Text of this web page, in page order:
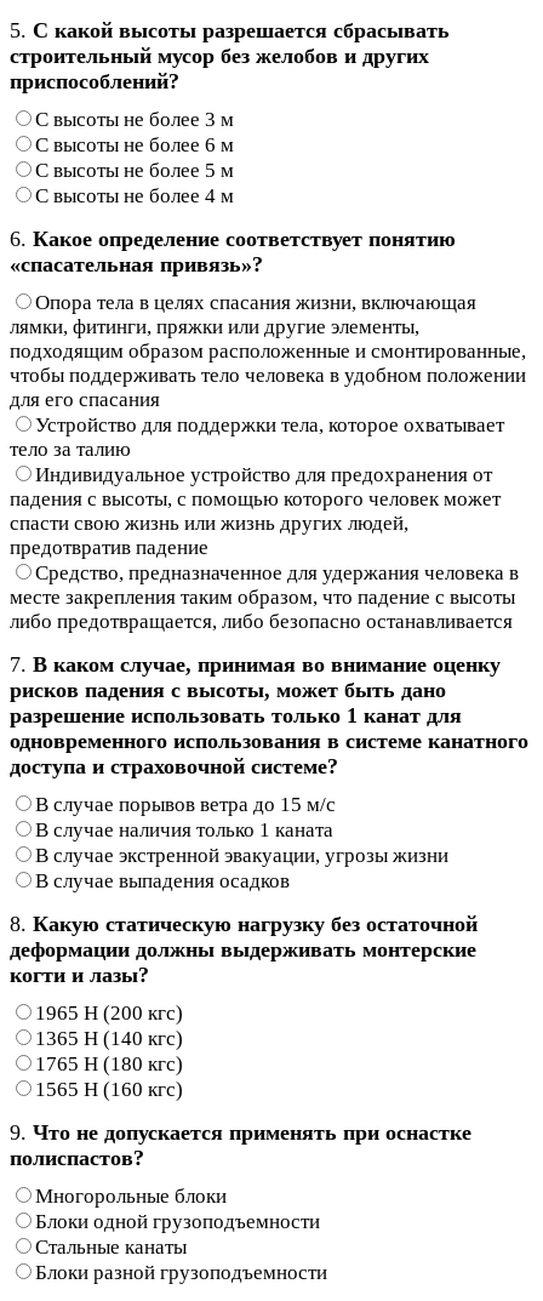
5. С какой высоты разрешается сбрасывать
строительный мусор без желобов и других
приспособлений?
С высоты не более 3 м
С высоты не более 6 м
С высоты не более 5 м
С высоты не более 4 м
6. Какое определение соответствует понятию
«спасательная привязь»?
Опора тела в целях спасания жизни, включающая
лямки, фитинги, пряжки или другие элементы,
подходящим образом расположенные и смонтированные,
чтобы поддерживать тело человека в удобном положении
для его спасания
Устройство для поддержки тела, которое охватывает
тело за талию
Индивидуальное устройство для предохранения от
падения с высоты, с помощью которого человек может
спасти свою жизнь или жизнь других людей,
предотвратив падение
Средство, предназначенное для удержания человека в
месте закрепления таким образом, что падение с высоты
либо предотвращается, либо безопасно останавливается
7. В каком случае, принимая во внимание оценку
рисков падения с высоты, может быть дано
разрешение использовать только 1 канат для
одновременного использования в системе канатного
доступа и страховочной системе?
В случае порывов ветра до 15 м/с
В случае наличия только 1 каната
В случае экстренной эвакуации, угрозы жизни
В случае выпадения осадков
8. Какую статическую нагрузку без остаточной
деформации должны выдерживать монтерские
когти и лазы?
1965 Н (200 кгс)
1365 Н (140 кгс)
1765 Н (180 кгс)
1565 Н (160 кгс)
9. Что не допускается применять при оснастке
полиспастов?
Многорольные блоки
Блоки одной грузоподъемности
Стальные канаты
Блоки разной грузоподъемности